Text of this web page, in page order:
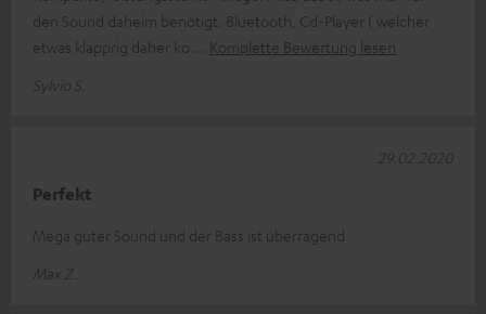
den Sound daheim benötigt. Bluetooth, Cd-Player ( welcher
etwas klapprig daher ko
Komplette Bewertung lesen
Sylvio S.
Perfekt
Mega guter Sound und der Bass ist überragend
Max Z.
29.02.2020